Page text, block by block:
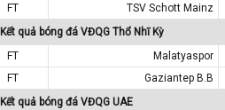
FT
TSV Schott Mainz
Kết quả bóng đá VĐQG Thổ Nhĩ Kỳ
FT
Malatyaspor
FT
Gaziantep B.B
Kết quả bóng đá VĐQG UAE